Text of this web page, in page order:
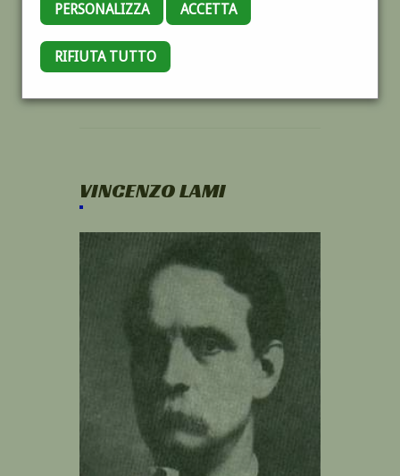
PERSONALIZZA ACCETTA
RIFIUTA TUTTO
VINCENZO LAMI